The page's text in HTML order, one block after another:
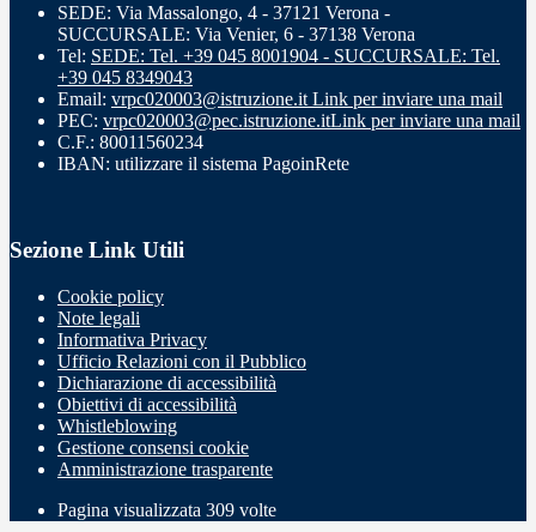
SEDE: Via Massalongo, 4 - 37121 Verona -
SUCCURSALE: Via Venier, 6 - 37138 Verona
Tel: SEDE: Tel. +39 045 8001904 - SUCCURSALE: Tel.
+39 045 8349043
Email: vrpc020003@istruzione.it Link per inviare una mail
PEC: vrpc020003@pec.istruzione.itLink per inviare una mail
C.F.: 80011560234
IBAN: utilizzare il sistema PagoinRete
Sezione Link Utili
Cookie policy
Note legali
Informativa Privacy
Ufficio Relazioni con il Pubblico
Dichiarazione di accessibilità
Obiettivi di accessibilità
Whistleblowing
Gestione consensi cookie
Amministrazione trasparente
Pagina visualizzata 309 volte